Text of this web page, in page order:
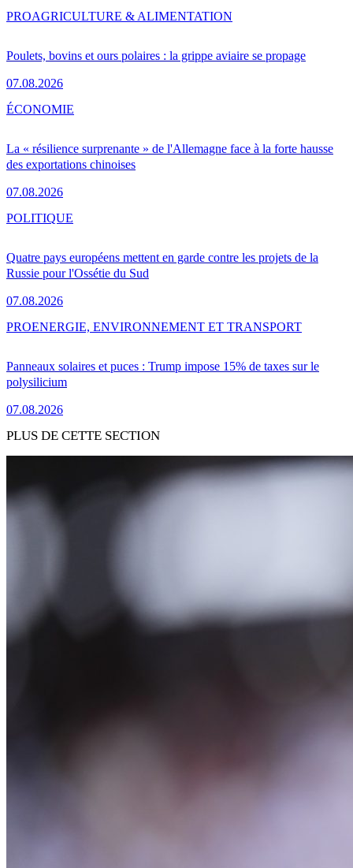
Poulets, bovins et ours polaires : la grippe aviaire se propage
07.08.2026
PROAGRICULTURE & ALIMENTATION
La « résilience surprenante » de l'Allemagne face à la forte hausse
des exportations chinoises
07.08.2026
ÉCONOMIE
Quatre pays européens mettent en garde contre les projets de la
Russie pour l'Ossétie du Sud
07.08.2026
POLITIQUE
Panneaux solaires et puces : Trump impose 15% de taxes sur le
polysilicium
07.08.2026
PROENERGIE, ENVIRONNEMENT ET TRANSPORT
PLUS DE CETTE SECTION